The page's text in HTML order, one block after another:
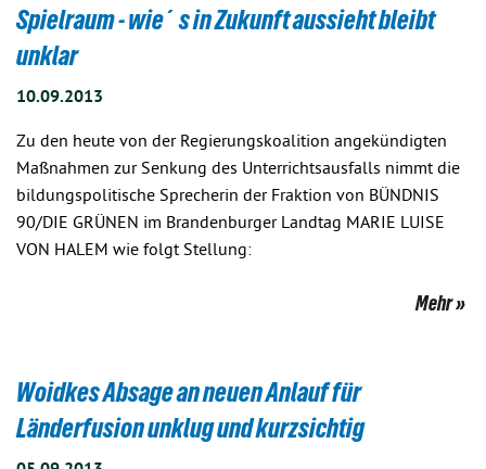
Spielraum - wie´s in Zukunft aussieht bleibt
unklar
10.09.2013
Zu den heute von der Regierungskoalition angekündigten
Maßnahmen zur Senkung des Unterrichtsausfalls nimmt die
bildungspolitische Sprecherin der Fraktion von BÜNDNIS
90/DIE GRÜNEN im Brandenburger Landtag MARIE LUISE
VON HALEM wie folgt Stellung:
Mehr
Woidkes Absage an neuen Anlauf für
Länderfusion unklug und kurzsichtig